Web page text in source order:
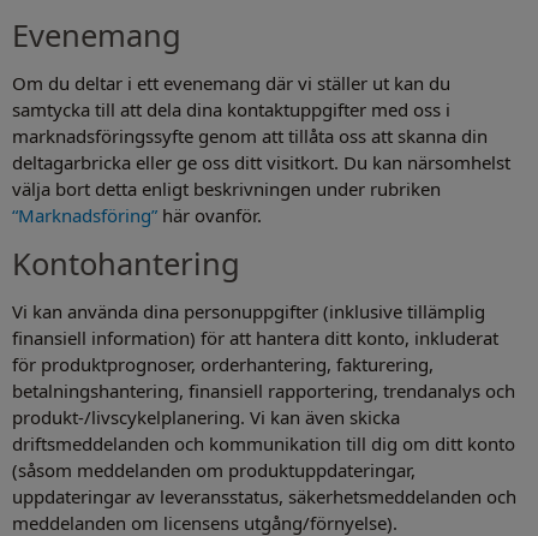
Evenemang
Om du deltar i ett evenemang där vi ställer ut kan du
samtycka till att dela dina kontaktuppgifter med oss i
marknadsföringssyfte genom att tillåta oss att skanna din
deltagarbricka eller ge oss ditt visitkort. Du kan närsomhelst
välja bort detta enligt beskrivningen under rubriken
“Marknadsföring” här ovanför.
Kontohantering
Vi kan använda dina personuppgifter (inklusive tillämplig
finansiell information) för att hantera ditt konto, inkluderat
för produktprognoser, orderhantering, fakturering,
betalningshantering, finansiell rapportering, trendanalys och
produkt-/livscykelplanering. Vi kan även skicka
driftsmeddelanden och kommunikation till dig om ditt konto
(såsom meddelanden om produktuppdateringar,
uppdateringar av leveransstatus, säkerhetsmeddelanden och
meddelanden om licensens utgång/förnyelse).